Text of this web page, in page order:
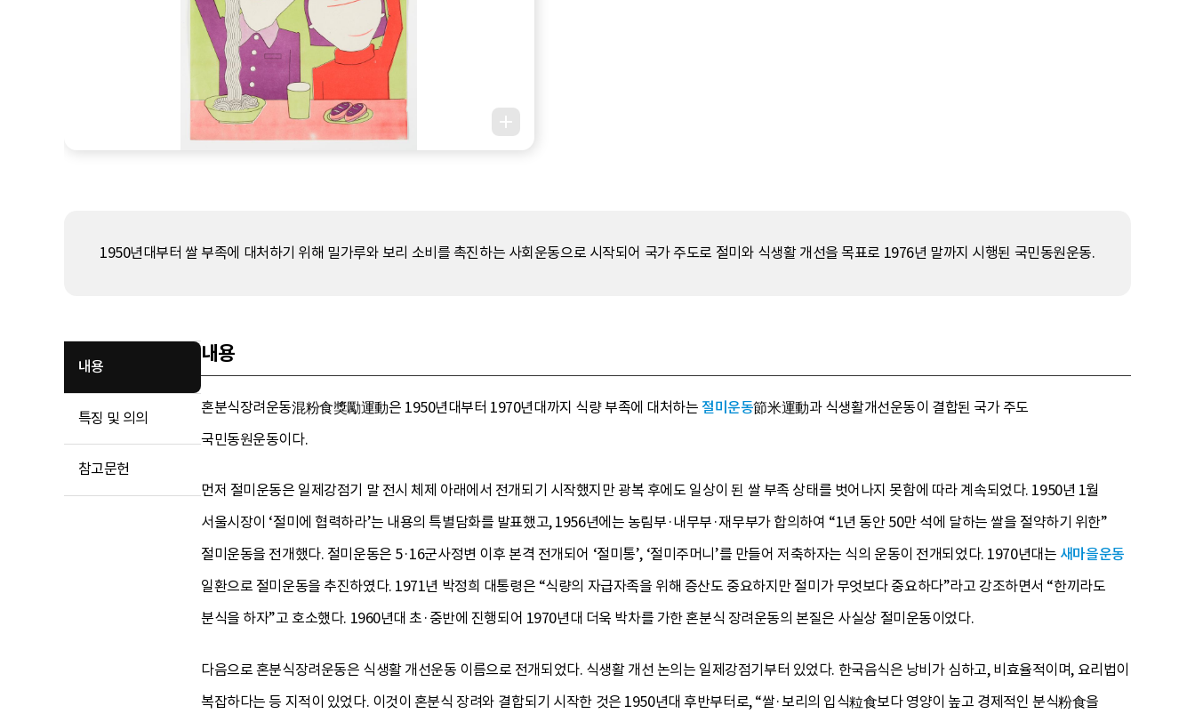
1950년대부터 쌀 부족에 대처하기 위해 밀가루와 보리 소비를 촉진하는 사회운동으로 시작되어 국가 주도로 절미와 식생활 개선을 목표로 1976년 말까지 시행된 국민동원운동.
내용
특징 및 의의
참고문헌
내용
혼분식장려운동混粉食獎勵運動은 1950년대부터 1970년대까지 식량 부족에 대처하는 절미운동節米運動과 식생활개선운동이 결합된 국가 주도
국민동원운동이다.
먼저 절미운동은 일제강점기 말 전시 체제 아래에서 전개되기 시작했지만 광복 후에도 일상이 된 쌀 부족 상태를 벗어나지 못함에 따라 계속되었다. 1950년 1월
서울시장이 ‘절미에 협력하라’는 내용의 특별담화를 발표했고, 1956년에는 농림부·내무부·재무부가 합의하여 “1년 동안 50만 석에 달하는 쌀을 절약하기 위한”
절미운동을 전개했다. 절미운동은 5·16군사정변 이후 본격 전개되어 ‘절미통’, ‘절미주머니’를 만들어 저축하자는 식의 운동이 전개되었다. 1970년대는 새마을운동
일환으로 절미운동을 추진하였다. 1971년 박정희 대통령은 “식량의 자급자족을 위해 증산도 중요하지만 절미가 무엇보다 중요하다”라고 강조하면서 “한끼라도
분식을 하자”고 호소했다. 1960년대 초·중반에 진행되어 1970년대 더욱 박차를 가한 혼분식 장려운동의 본질은 사실상 절미운동이었다.
다음으로 혼분식장려운동은 식생활 개선운동 이름으로 전개되었다. 식생활 개선 논의는 일제강점기부터 있었다. 한국음식은 낭비가 심하고, 비효율적이며, 요리법이
복잡하다는 등 지적이 있었다. 이것이 혼분식 장려와 결합되기 시작한 것은 1950년대 후반부터로, “쌀·보리의 입식粒食보다 영양이 높고 경제적인 분식粉食을